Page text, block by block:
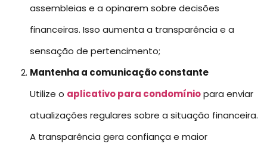
assembleias e a opinarem sobre decisões
financeiras. Isso aumenta a transparência e a
sensação de pertencimento;
Mantenha a comunicação constante
Utilize o aplicativo para condomíniopara enviar
atualizações regulares sobre a situação financeira.
A transparência gera confiança e maior